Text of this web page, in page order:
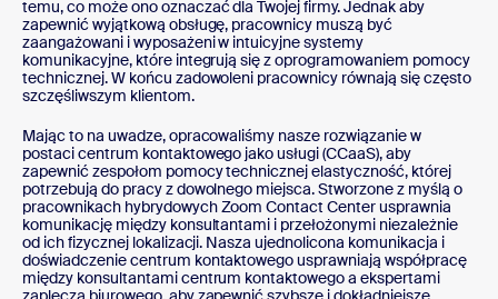
temu, co może ono oznaczać dla Twojej firmy. Jednak aby
zapewnić wyjątkową obsługę, pracownicy muszą być
zaangażowani i wyposażeni w intuicyjne systemy
komunikacyjne, które integrują się z oprogramowaniem pomocy
technicznej. W końcu zadowoleni pracownicy równają się często
szczęśliwszym klientom.
Mając to na uwadze, opracowaliśmy nasze rozwiązanie w
postaci centrum kontaktowego jako usługi (CCaaS), aby
zapewnić zespołom pomocy technicznej elastyczność, której
potrzebują do pracy z dowolnego miejsca. Stworzone z myślą o
pracownikach hybrydowych Zoom Contact Center usprawnia
komunikację między konsultantami i przełożonymi niezależnie
od ich fizycznej lokalizacji. Nasza ujednolicona komunikacja i
doświadczenie centrum kontaktowego usprawniają współpracę
między konsultantami centrum kontaktowego a ekspertami